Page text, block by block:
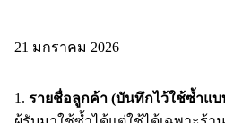
21 มกราคม 2026
1. รายชื่อลูกค้า (บันทึกไว้ใช้ซ้ำแบ